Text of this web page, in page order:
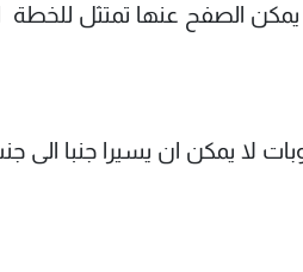
الصفح عنها تمتثل للخطة
لا يمكن ان يسيرا جنبا الى